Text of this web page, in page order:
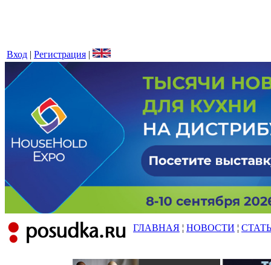
Вход | Регистрация |
ГЛАВНАЯ ¦ НОВОСТИ ¦